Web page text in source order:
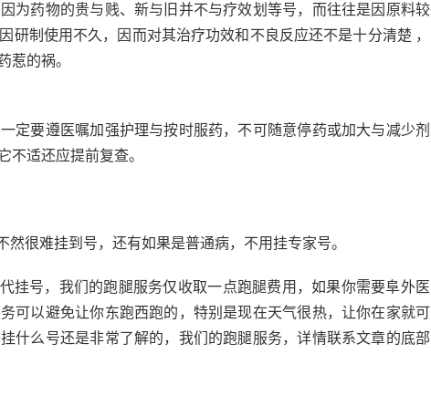
为药物的贵与贱、新与旧并不与疗效划等号，而往往是因原料较
研制使用不久，因而对其治疗功效和不良反应还不是十分清楚 ，
惹的祸。
定要遵医嘱加强护理与按时服药，不可随意停药或加大与减少剂
不适还应提前复查。
很难挂到号，还有如果是普通病，不用挂专家号。
挂号，我们的跑腿服务仅收取一点跑腿费用，如果你需要阜外医
可以避免让你东跑西跑的，特别是现在天气很热，让你在家就可
什么号还是非常了解的，我们的跑腿服务，详情联系文章的底部